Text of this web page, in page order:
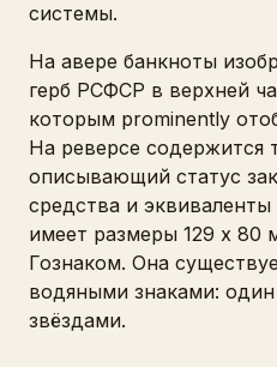
системы.
На авере банкноты
герб РСФСР в верхней
которым prominently
На реверсе содержится
описывающий статус
средства и
имеет размеры 129 x 80
Гознаком. Она
водяными знаками:
звёздами.